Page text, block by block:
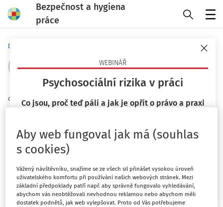
Bezpečnost a hygiena
práce
WEBINÁŘ
Psychosociální rizika v práci
Co jsou, proč teď pálí a jak je opřít o právo a praxi
23. 9. 2026
Chci více informací
Domů
Mgr. Kateřina Janošová
Sledovat autora
Počet vyhledaných dokumentů:
Řadit podle:
Nejnovější Nejstarší
Aby web fungoval jak má (souhlas
s cookies)
Vážený návštěvníku, snažíme se ze všech sil přinášet vysokou úroveň
uživatelského komfortu při používání našich webových stránek. Mezi
základní předpoklady patří např. aby správně fungovalo vyhledávání,
abychom vás neobtěžovali nevhodnou reklamou nebo abychom měli
dostatek podnětů, jak web vylepšovat. Proto od Vás potřebujeme